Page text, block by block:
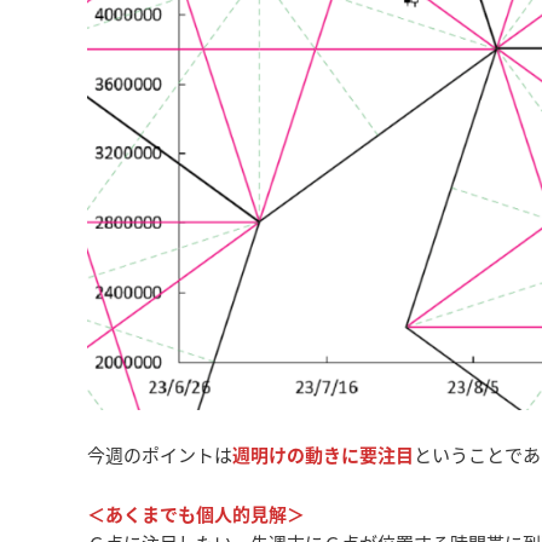
今週のポイントは週明けの動きに要注目 ということで
＜あくまでも個人的見解＞